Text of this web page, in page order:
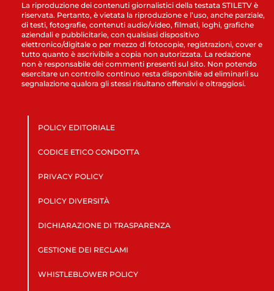
La riproduzione dei contenuti giornalistici della testata STILETV è
riservata. Pertanto, è vietata la riproduzione e l’uso, anche parziale,
di testi, fotografie, contenuti audio/video, filmati, loghi, grafiche
aziendali e pubblicitarie, con qualsiasi dispositivo
elettronico/digitale o per mezzo di fotocopie, registrazioni, cover e
tutto quanto è ascrivibile a copia non autorizzata. La redazione
non è responsabile dei commenti presenti sul sito. Non potendo
esercitare un controllo continuo resta disponibile ad eliminarli su
segnalazione qualora gli stessi risultano offensivi e oltraggiosi.
POLICY EDITORIALE
CODICE ETICO CONDOTTA
PRIVACY POLICY
POLICY DIVERSITÀ
DICHIARAZIONE DI TRASPARENZA
GESTIONE DEI RECLAMI
WHISTLEBLOWER POLICY